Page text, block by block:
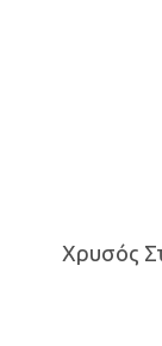
Χρυσός